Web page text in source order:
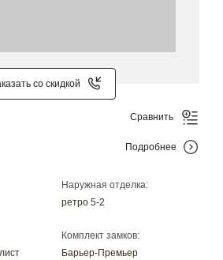
со скидкой
Наружная отделка:
ретро 5-2
Комплект замков:
Барьер-Премьер
Сравнить
Подробнее